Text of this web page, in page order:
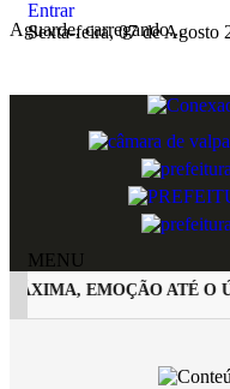
Aguarde, carregando...
Entrar
Sexta-feira, 07 de Agosto
MENU
EMOÇÃO ATÉ O